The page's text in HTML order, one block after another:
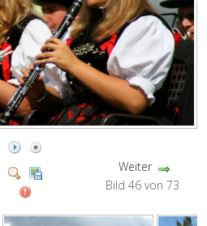
Weiter
Bild 46 von 73